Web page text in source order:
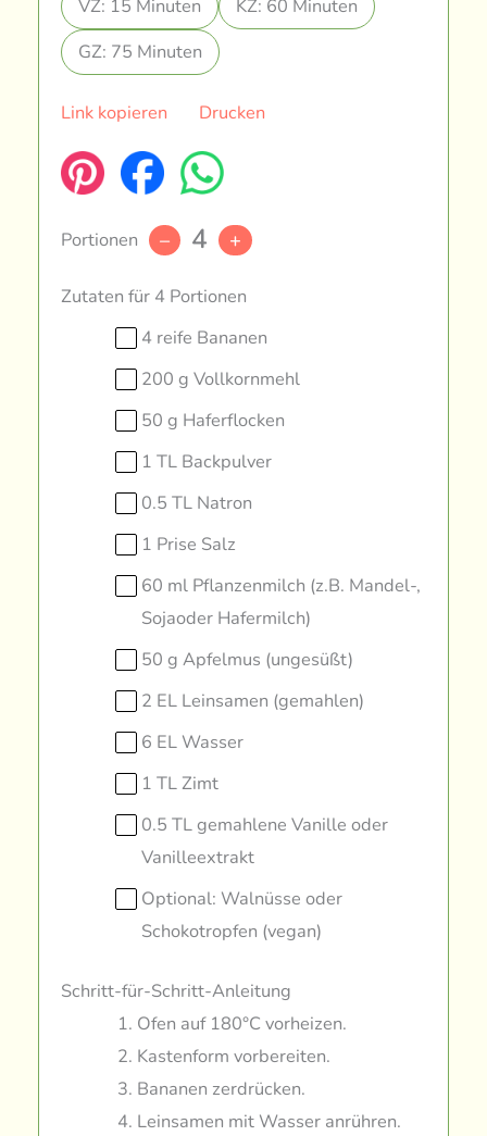
VZ: 15 Minuten
KZ: 60 Minuten
GZ: 75 Minuten
Link kopieren Drucken
Portionen – 4 +
Zutaten für 4 Portionen
4 reife Bananen
200 g Vollkornmehl
50 g Haferflocken
1 TL Backpulver
0.5 TL Natron
1 Prise Salz
60 ml Pflanzenmilch (z.B. Mandel-,
Sojaoder Hafermilch)
50 g Apfelmus (ungesüßt)
2 EL Leinsamen (gemahlen)
6 EL Wasser
1 TL Zimt
0.5 TL gemahlene Vanille oder
Vanilleextrakt
Optional: Walnüsse oder
Schokotropfen (vegan)
Schritt-für-Schritt-Anleitung
Ofen auf 180°C vorheizen.
Kastenform vorbereiten.
Bananen zerdrücken.
Leinsamen mit Wasser anrühren.